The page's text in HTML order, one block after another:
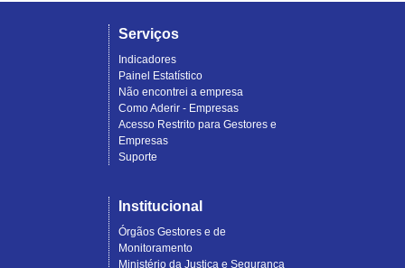
Serviços
Indicadores
Painel Estatístico
Não encontrei a empresa
Como Aderir - Empresas
Acesso Restrito para Gestores e
Empresas
Suporte
Institucional
Órgãos Gestores e de
Monitoramento
Ministério da Justiça e Segurança